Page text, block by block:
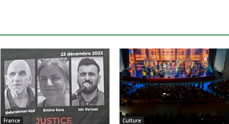
France Culture